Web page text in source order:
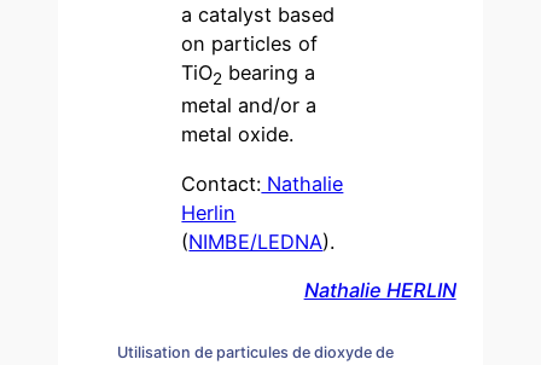
Utilisation de particules de dioxyde de
a catalyst based
on particles of
TiO2 bearing a
metal and/or a
metal oxide.
Contact: Nathalie
Herlin
(NIMBE/LEDNA).
Nathalie HERLIN